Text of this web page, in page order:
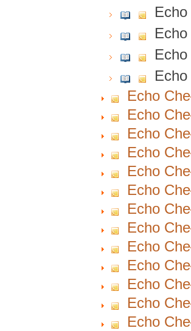
Echo
Echo
Echo
Echo
Echo
Echo
Echo
Echo
Echo
Echo
Echo
Echo
Echo